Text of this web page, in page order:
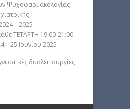
Ψυχοφαρμακολογίας
– 2025
ΤΕΤΑΡΤΗ 19:00-21:00
– 25 Ιουνίου 2025
δυσλειτουργίες